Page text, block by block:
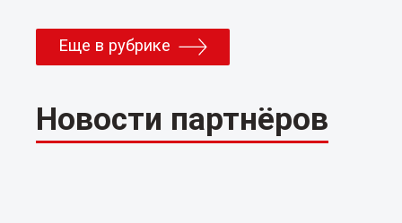
Еще в рубрике
Новости партнёров